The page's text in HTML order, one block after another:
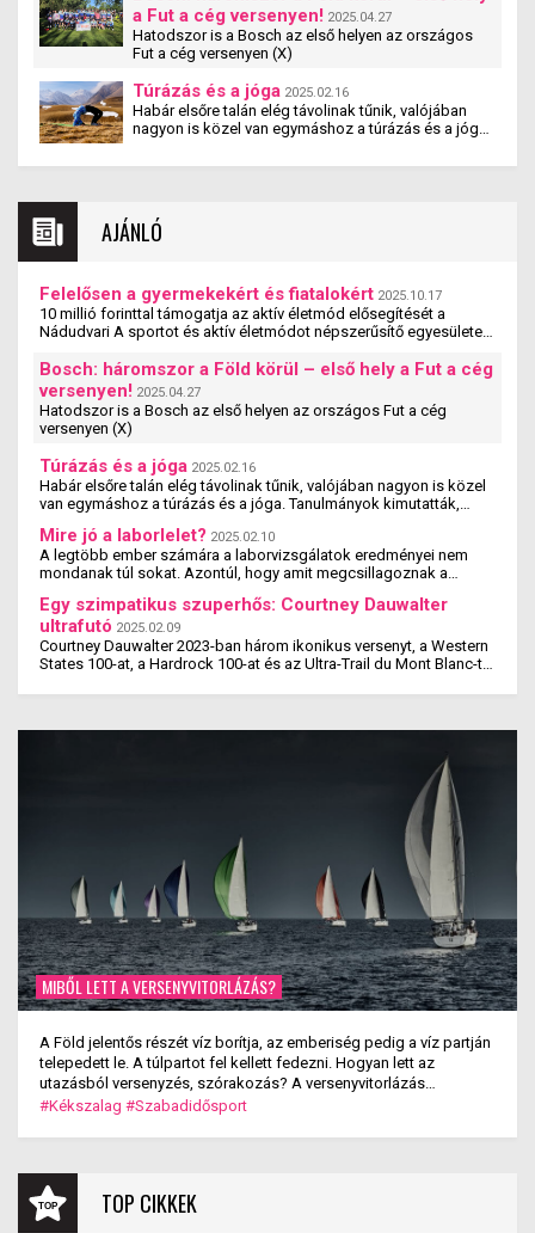
Nádudvari hamarosan induló pályázata. A
#mitehetünktöbbet pályzat a cég társadalmi
felelősségvállalási programjának új eleme. A
pályázaton olyan magyarországi szervezetek
vehetnek részt, amelyek 5 és 25 év közötti fiatalok
számára biztosítják a rendszeres mozgás,
sportolás lehetőségét – jelentette be Nagy Ádám, a
Nádudvari Élelmiszer Kft. ügyvezető igazgatója.
a Fut a cég versenyen! 2025.04.27
Hatodszor is a Bosch az első helyen az országos
Fut a cég versenyen (X)
Túrázás és a jóga 2025.02.16
Habár elsőre talán elég távolinak tűnik, valójában
nagyon is közel van egymáshoz a túrázás és a jóga.
túrázás együtt nemcsak fizikai, hanem mentális
AJÁNLÓ
Felelősen a gyermekekért és fiatalokért 2025.10.17
10 millió forinttal támogatja az aktív életmód elősegítését a
Nádudvari A sportot és aktív életmódot népszerűsítő egyesületek,
Bosch: háromszor a Föld körül – első hely a Fut a cég
versenyen! 2025.04.27
Hatodszor is a Bosch az első helyen az országos Fut a cég
versenyen (X)
Túrázás és a jóga 2025.02.16
Habár elsőre talán elég távolinak tűnik, valójában nagyon is közel
van egymáshoz a túrázás és a jóga. Tanulmányok kimutatták,
Mire jó a laborlelet? 2025.02.10
A legtöbb ember számára a laborvizsgálatok eredményei nem
mondanak túl sokat. Azontúl, hogy amit megcsillagoznak a
Egy szimpatikus szuperhős: Courtney Dauwalter
ultrafutó 2025.02.09
Courtney Dauwalter 2023-ban három ikonikus versenyt, a Western
States 100-at, a Hardrock 100-at és az Ultra-Trail du Mont Blanc-t
MIBŐL LETT A VERSENYVITORLÁZÁS?
A Föld jelentős részét víz borítja, az emberiség pedig a víz partján
telepedett le. A túlpartot fel kellett fedezni. Hogyan lett az
utazásból versenyzés, szórakozás? A versenyvitorlázás
kialakulása.
#Kékszalag #Szabadidősport
TOP CIKKEK